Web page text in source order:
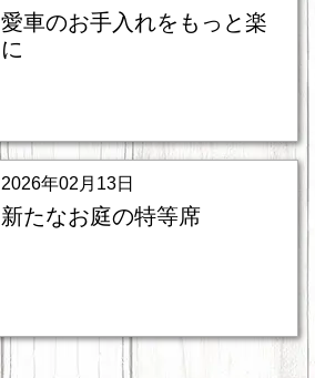
愛車のお手入れをもっと楽
に
2026年02月13日
新たなお庭の特等席